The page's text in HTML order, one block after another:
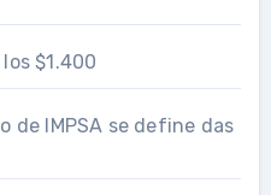
$1.400
de IMPSA se define das